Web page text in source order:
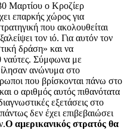
Μαρτίου ο Κροζίερ
επαρκής χώρος για
που ακολουθείται
τον ιό. Για αυτόν τον
δράση» και να
ναύτες. Σύμφωνα με
ανώνυμα στο
που βρίσκονται πάνω στο
ο αριθμός αυτός πιθανότατα
εξετάσεις στο
δεν έχει επιβεβαιώσει
Ο αμερικανικός στρατός θα